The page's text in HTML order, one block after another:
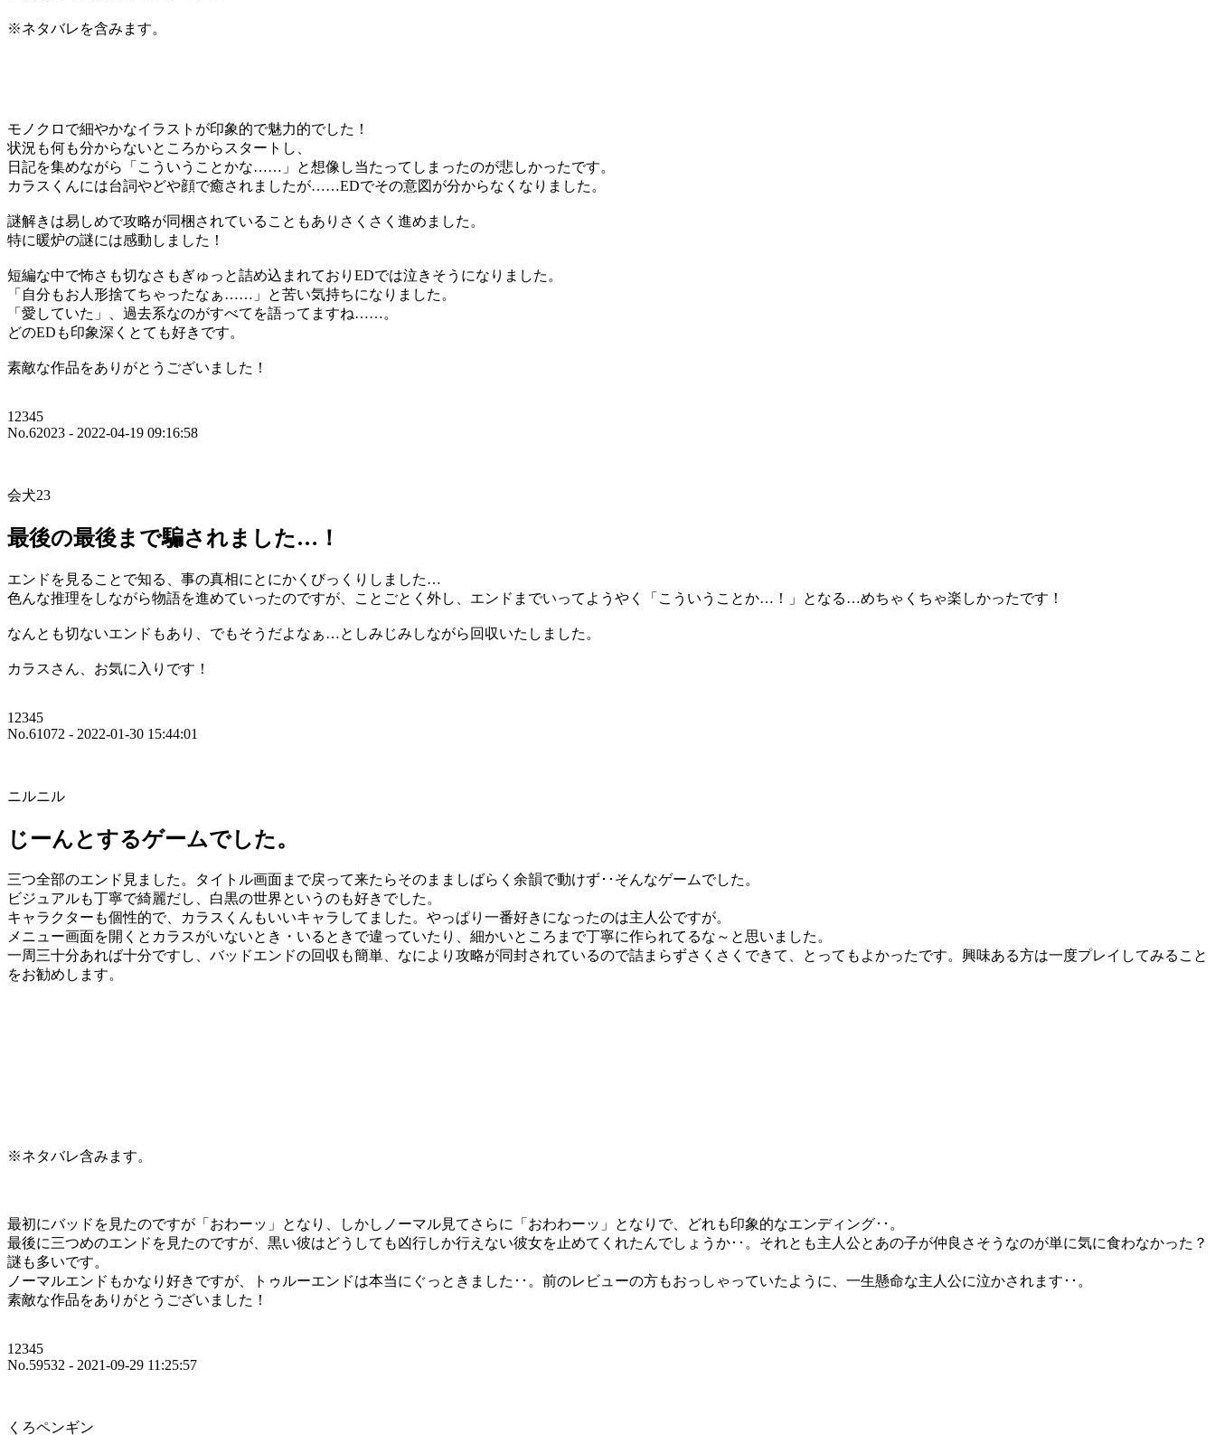
※ネタバレを含みます。
モノクロで細やかなイラストが印象的で魅力的でした！
状況も何も分からないところからスタートし、
日記を集めながら「こういうことかな……」と想像し当たってしまったのが悲しかったです。
カラスくんには台詞やどや顔で癒されましたが……EDでその意図が分からなくなりました。
謎解きは易しめで攻略が同梱されていることもありさくさく進めました。
特に暖炉の謎には感動しました！
短編な中で怖さも切なさもぎゅっと詰め込まれておりEDでは泣きそうになりました。
「自分もお人形捨てちゃったなぁ……」と苦い気持ちになりました。
「愛していた」、過去系なのがすべてを語ってますね……。
どのEDも印象深くとても好きです。
素敵な作品をありがとうございました！
12345
No.62023 - 2022-04-19 09:16:58
会犬23
最後の最後まで騙されました…！
エンドを見ることで知る、事の真相にとにかくびっくりしました…
色んな推理をしながら物語を進めていったのですが、ことごとく外し、エンドまでいってようやく「こういうことか…！」となる…めちゃくちゃ楽しかったです！
なんとも切ないエンドもあり、でもそうだよなぁ…としみじみしながら回収いたしました。
カラスさん、お気に入りです！
12345
No.61072 - 2022-01-30 15:44:01
ニルニル
じーんとするゲームでした。
三つ全部のエンド見ました。タイトル画面まで戻って来たらそのまましばらく余韻で動けず･･そんなゲームでした。
ビジュアルも丁寧で綺麗だし、白黒の世界というのも好きでした。
キャラクターも個性的で、カラスくんもいいキャラしてました。やっぱり一番好きになったのは主人公ですが。
メニュー画面を開くとカラスがいないとき・いるときで違っていたり、細かいところまで丁寧に作られてるな～と思いました。
一周三十分あれば十分ですし、バッドエンドの回収も簡単、なにより攻略が同封されているので詰まらずさくさくできて、とってもよかったです。興味ある方は一度プレイしてみること
をお勧めします。
※ネタバレ含みます。
最初にバッドを見たのですが「おわーッ」となり、しかしノーマル見てさらに「おわわーッ」となりで、どれも印象的なエンディング･･。
最後に三つめのエンドを見たのですが、黒い彼はどうしても凶行しか行えない彼女を止めてくれたんでしょうか･･。それとも主人公とあの子が仲良さそうなのが単に気に食わなかった？
謎も多いです。
ノーマルエンドもかなり好きですが、トゥルーエンドは本当にぐっときました･･。前のレビューの方もおっしゃっていたように、一生懸命な主人公に泣かされます･･。
素敵な作品をありがとうございました！
12345
No.59532 - 2021-09-29 11:25:57
くろペンギン